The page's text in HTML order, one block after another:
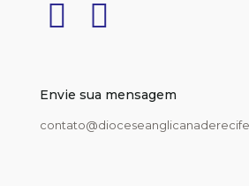
Envie sua mensagem